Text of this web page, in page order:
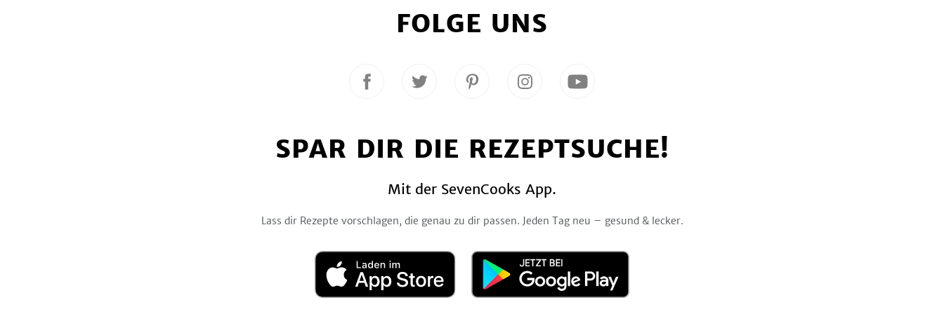
FOLGE UNS
Folge
Facebook
Folge
Twitter
Folge
Pinterest
Folge
Instagram
Folge
YouTube
SPAR DIR DIE REZEPTSUCHE!
Mit der SevenCooks App.
Lass dir Rezepte vorschlagen, die genau zu dir passen. Jeden Tag neu – gesund & lecker.
Laden
im
App
Jetzt
Google